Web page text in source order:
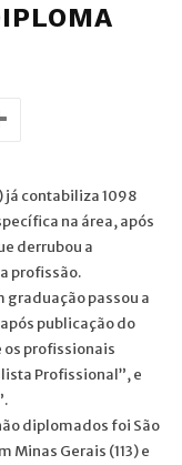
já contabiliza 1098
na área, após
derrubou a
profissão.
graduação passou a
publicação do
os profissionais
Profissional”, e
diplomados foi São
Minas Gerais (113) e